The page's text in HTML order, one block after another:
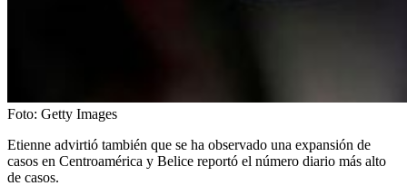
Foto: Getty Images
Etienne advirtió también que se ha observado una expansión de
casos en Centroamérica y Belice reportó el número diario más alto
de casos.